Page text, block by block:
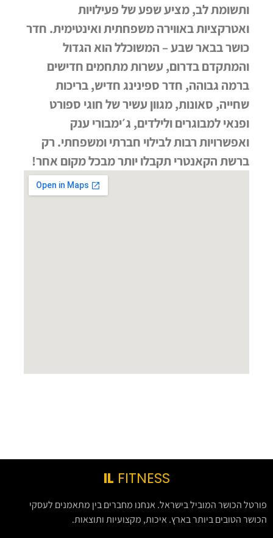
ותשומת לב, מציע שפע של פעילויות
ואטרקציות באווירה משפחתית ואינטימית. חדר
כושר בבאר שבע – המשוכלל הוא הגדול
והמתקדם בדרום, עשרות מתחמים חדישים
ברמה גבוהה, חדר ספינינג חדיש, בריכות
שחייה, סאונות, מגוון עשיר של חוגי ספורט
ופנאי למבוגרים ולילדים, ג׳ימבורי ענק
ואפשרויות רבות לבילוי חברתי ומשפחתי. רק
ברשת הקאנטרי תקבלו יותר מבכל מקום אחר!
IL FITNESS
פורטל הכושר המוביל בישראל. אנחנו מחברים בין מתאמנים לעסקי
הכושר הטובים ביותר בארץ. איכות, מקצועיות ותוצאות.